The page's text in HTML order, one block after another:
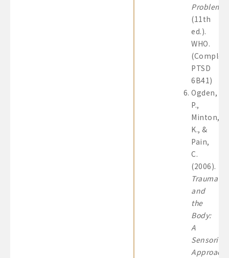
Problems
(11th
ed.).
WHO.
(Complex
PTSD
6B41)
Ogden,
P.,
Minton,
K., &
Pain,
C.
(2006).
Trauma
and
the
Body:
A
Approach